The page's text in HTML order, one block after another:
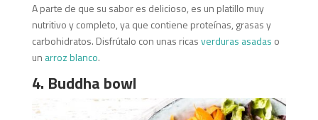
A parte de que su sabor es delicioso, es un platillo muy
nutritivo y completo, ya que contiene proteínas, grasas y
carbohidratos. Disfrútalo con unas ricasverduras asadas o
un arroz blanco.
4. Buddha bowl